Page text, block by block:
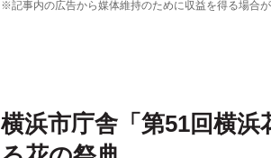
※記事内の広告から媒体維持のために収益を得る場合
横浜市庁舎「第51回横